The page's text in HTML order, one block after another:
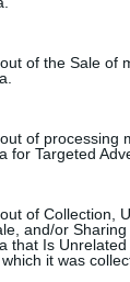
to Google
specified
of the Sale of
of processing
for Targeted
of Collection,
and/or
that Is
it was
με μέτρα για